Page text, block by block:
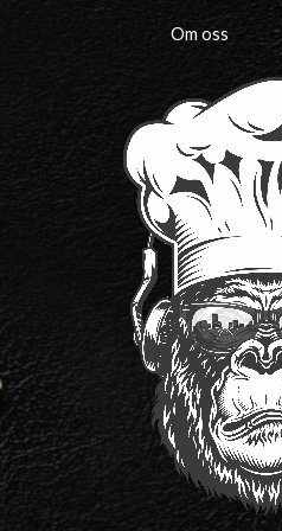
Om oss